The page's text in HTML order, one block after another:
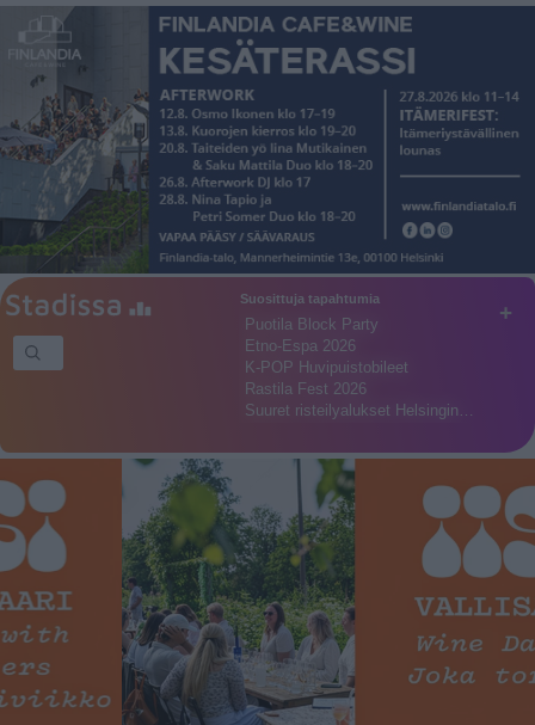
+
Suosittuja tapahtumia
Puotila Block Party
Etno-Espa 2026
K-POP Huvipuistobileet
Rastila Fest 2026
Suuret risteilyalukset Helsingin…